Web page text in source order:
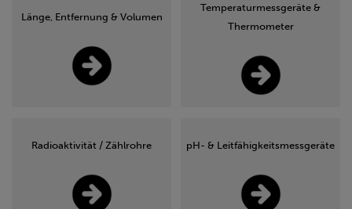
Länge, Entfernung & Volumen
Temperaturmessgeräte &
Thermometer
Radioaktivität / Zählrohre pH- & Leitfähigkeitsmessgeräte